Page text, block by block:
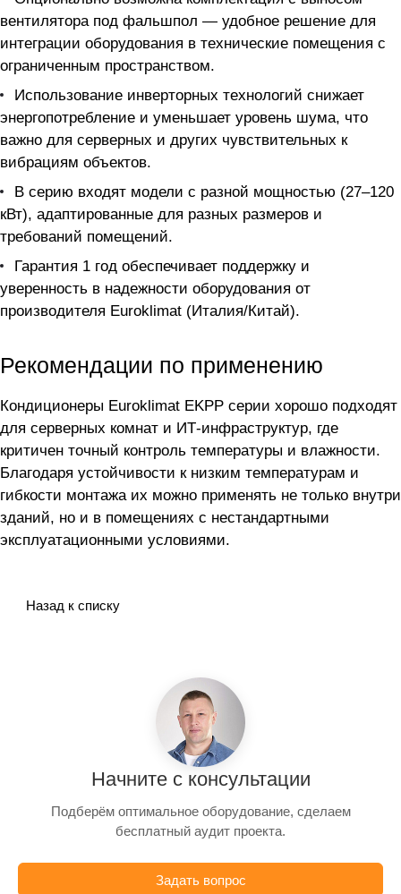
вентилятора под фальшпол — удобное решение для
интеграции оборудования в технические помещения с
ограниченным пространством.
Использование инверторных технологий снижает
энергопотребление и уменьшает уровень шума, что
важно для серверных и других чувствительных к
вибрациям объектов.
В серию входят модели с разной мощностью (27–120
кВт), адаптированные для разных размеров и
требований помещений.
Гарантия 1 год обеспечивает поддержку и
уверенность в надежности оборудования от
производителя Euroklimat (Италия/Китай).
Рекомендации по применению
Кондиционеры Euroklimat EKPP серии хорошо подходят
для серверных комнат и ИТ-инфраструктур, где
критичен точный контроль температуры и влажности.
Благодаря устойчивости к низким температурам и
гибкости монтажа их можно применять не только внутри
зданий, но и в помещениях с нестандартными
эксплуатационными условиями.
Назад к списку
Начните с консультации
Подберём оптимальное оборудование, сделаем
бесплатный аудит проекта.
Задать вопрос